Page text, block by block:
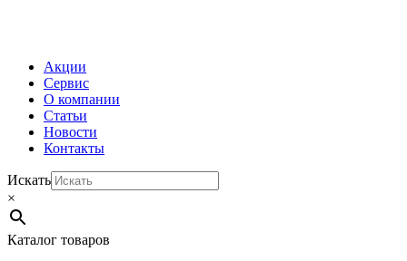
Акции
Сервис
О компании
Статьи
Новости
Контакты
Искать
×
Каталог товаров